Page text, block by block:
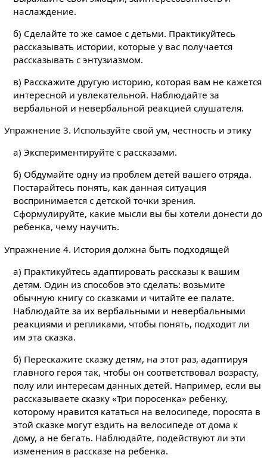
наслаждение.
б) Сделайте то же самое с детьми. Практикуйтесь
рассказывать истории, которые у вас получается
рассказывать с энтузиазмом.
в) Расскажите другую историю, которая вам не кажется
интересной и увлекательной. Наблюдайте за
вербальной и невербальной реакцией слушателя.
Упражнение 3. Используйте свой ум, честность и этику
а) Экспериментируйте с рассказами.
б) Обдумайте одну из проблем детей вашего отряда.
Постарайтесь понять, как данная ситуация
воспринимается с детской точки зрения.
Сформулируйте, какие мысли вы бы хотели донести до
ребенка, чему научить.
Упражнение 4. История должна быть подходящей
а) Практикуйтесь адаптировать рассказы к вашим
детям. Один из способов это сделать: возьмите
обычную книгу со сказками и читайте ее палате.
Наблюдайте за их вербальными и невербальными
реакциями и репликами, чтобы понять, подходит ли
им эта сказка.
б) Перескажите сказку детям, на этот раз, адаптируя
главного героя так, чтобы он соответствовал возрасту,
полу или интересам данных детей. Например, если вы
рассказываете сказку «Три поросенка» ребенку,
которому нравится кататься на велосипеде, поросята в
этой сказке могут ездить на велосипеде от дома к
дому, а не бегать. Наблюдайте, подействуют ли эти
изменения в рассказе на ребенка.